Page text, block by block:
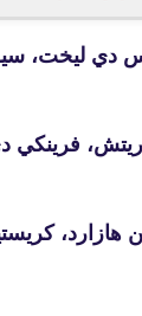
دي ليخت،
فرينكي
هازارد،